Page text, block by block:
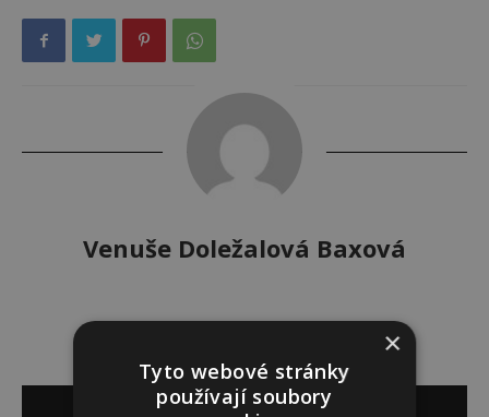
Venuše Doležalová Baxová
SOUVISEJÍCÍ ČLÁNKY
×
Tyto webové stránky
používají soubory